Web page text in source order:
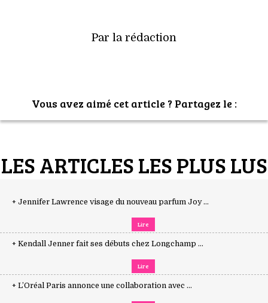
Par la rédaction
Vous avez aimé cet article ? Partagez le :
LES ARTICLES LES PLUS LUS
+ Jennifer Lawrence visage du nouveau parfum Joy ...
Lire
+ Kendall Jenner fait ses débuts chez Longchamp ...
Lire
+ L’Oréal Paris annonce une collaboration avec ...